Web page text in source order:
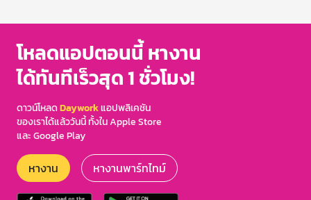
โหลดแอปตอนนี้ หางาน
ได้ทันทีเร็วสุด 1 ชั่วโมง!
ดาวน์โหลดDayworkแอปพลิเคชัน
ของเราได้แล้ววันนี้ ทั้งใน Apple Store
และ Google Play
หางาน หางานพาร์ทไทม์